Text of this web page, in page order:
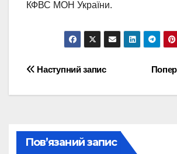
КФВС МОН України.
Навігація
записів
Наступний запис
Пов’язаний запис